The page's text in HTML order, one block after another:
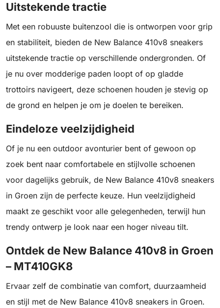
Uitstekende tractie
Met een robuuste buitenzool die is ontworpen voor grip
en stabiliteit, bieden de New Balance 410v8 sneakers
uitstekende tractie op verschillende ondergronden. Of
je nu over modderige paden loopt of op gladde
trottoirs navigeert, deze schoenen houden je stevig op
de grond en helpen je om je doelen te bereiken.
Eindeloze veelzijdigheid
Of je nu een outdoor avonturier bent of gewoon op
zoek bent naar comfortabele en stijlvolle schoenen
voor dagelijks gebruik, de New Balance 410v8 sneakers
in Groen zijn de perfecte keuze. Hun veelzijdigheid
maakt ze geschikt voor alle gelegenheden, terwijl hun
trendy ontwerp je look naar een hoger niveau tilt.
Ontdek de New Balance 410v8 in Groen
– MT410GK8
Ervaar zelf de combinatie van comfort, duurzaamheid
en stijl met de New Balance 410v8 sneakers in Groen.